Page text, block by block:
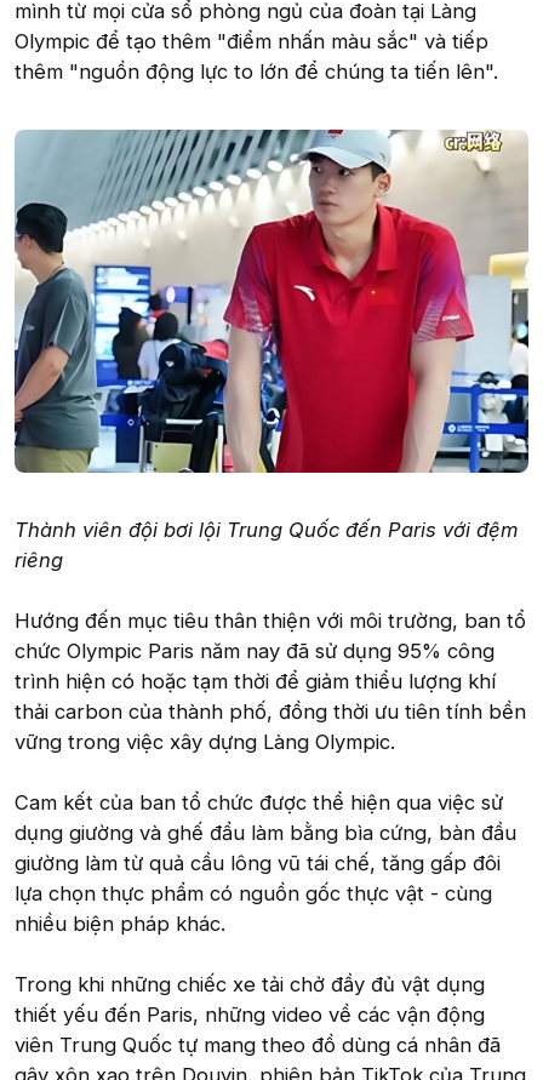
mình từ mọi cửa sổ phòng ngủ của đoàn tại Làng
Olympic để tạo thêm "điểm nhấn màu sắc" và tiếp
thêm "nguồn động lực to lớn để chúng ta tiến lên".
Thành viên đội bơi lội Trung Quốc đến Paris với đệm
riêng
Hướng đến mục tiêu thân thiện với môi trường, ban tổ
chức Olympic Paris năm nay đã sử dụng 95% công
trình hiện có hoặc tạm thời để giảm thiểu lượng khí
thải carbon của thành phố, đồng thời ưu tiên tính bền
vững trong việc xây dựng Làng Olympic.
Cam kết của ban tổ chức được thể hiện qua việc sử
dụng giường và ghế đẩu làm bằng bìa cứng, bàn đầu
giường làm từ quả cầu lông vũ tái chế, tăng gấp đôi
lựa chọn thực phẩm có nguồn gốc thực vật - cùng
nhiều biện pháp khác.
Trong khi những chiếc xe tải chở đầy đủ vật dụng
thiết yếu đến Paris, những video về các vận động
viên Trung Quốc tự mang theo đồ dùng cá nhân đã
gây xôn xao trên Douyin, phiên bản TikTok của Trung